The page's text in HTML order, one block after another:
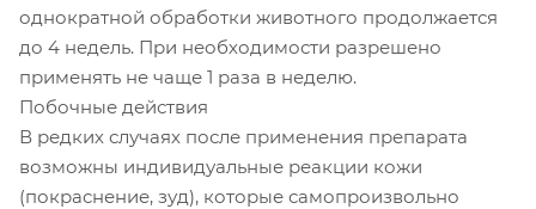
однократной обработки животного продолжается
до 4 недель. При необходимости разрешено
применять не чаще 1 раза в неделю.
Побочные действия
В редких случаях после применения препарата
возможны индивидуальные реакции кожи
(покраснение, зуд), которые самопроизвольно